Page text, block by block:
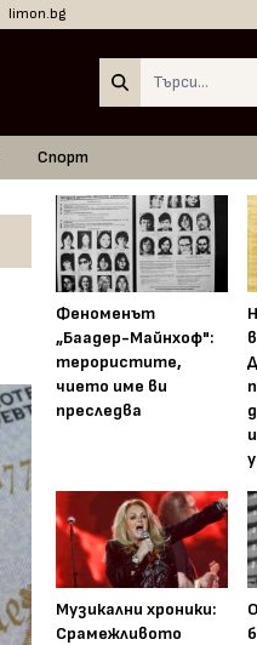
limon.bg
Спорт
Феноменът
„Баадер-Майнхоф":
терористите,
чието име ви
преследва
Музикални хроники:
Срамежливото